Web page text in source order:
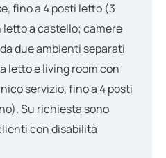
fino a 4 posti letto (3
letto a castello; camere
due ambienti separati
letto e living room con
servizio, fino a 4 posti
Su richiesta sono
con disabilità